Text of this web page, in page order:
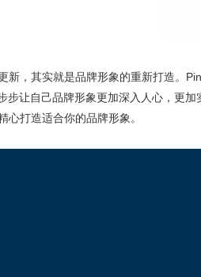
新，其实就是品牌形象的重新打造。
步让自己品牌形象更加深入人心，更
心打造适合你的品牌形象。